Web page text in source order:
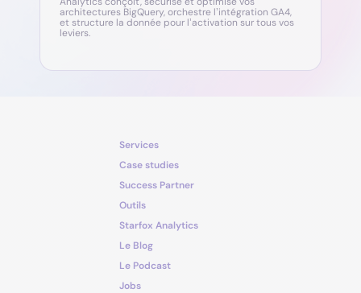
architectures BigQuery, orchestre l’intégration GA4,
et structure la donnée pour l’activation sur tous vos
leviers.
Services
Case studies
Success Partner
Outils
Starfox Analytics
Le Blog
Le Podcast
Jobs